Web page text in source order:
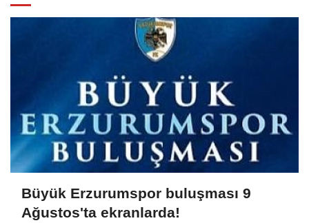
Büyük Erzurumspor buluşması 9
Ağustos'ta ekranlarda!